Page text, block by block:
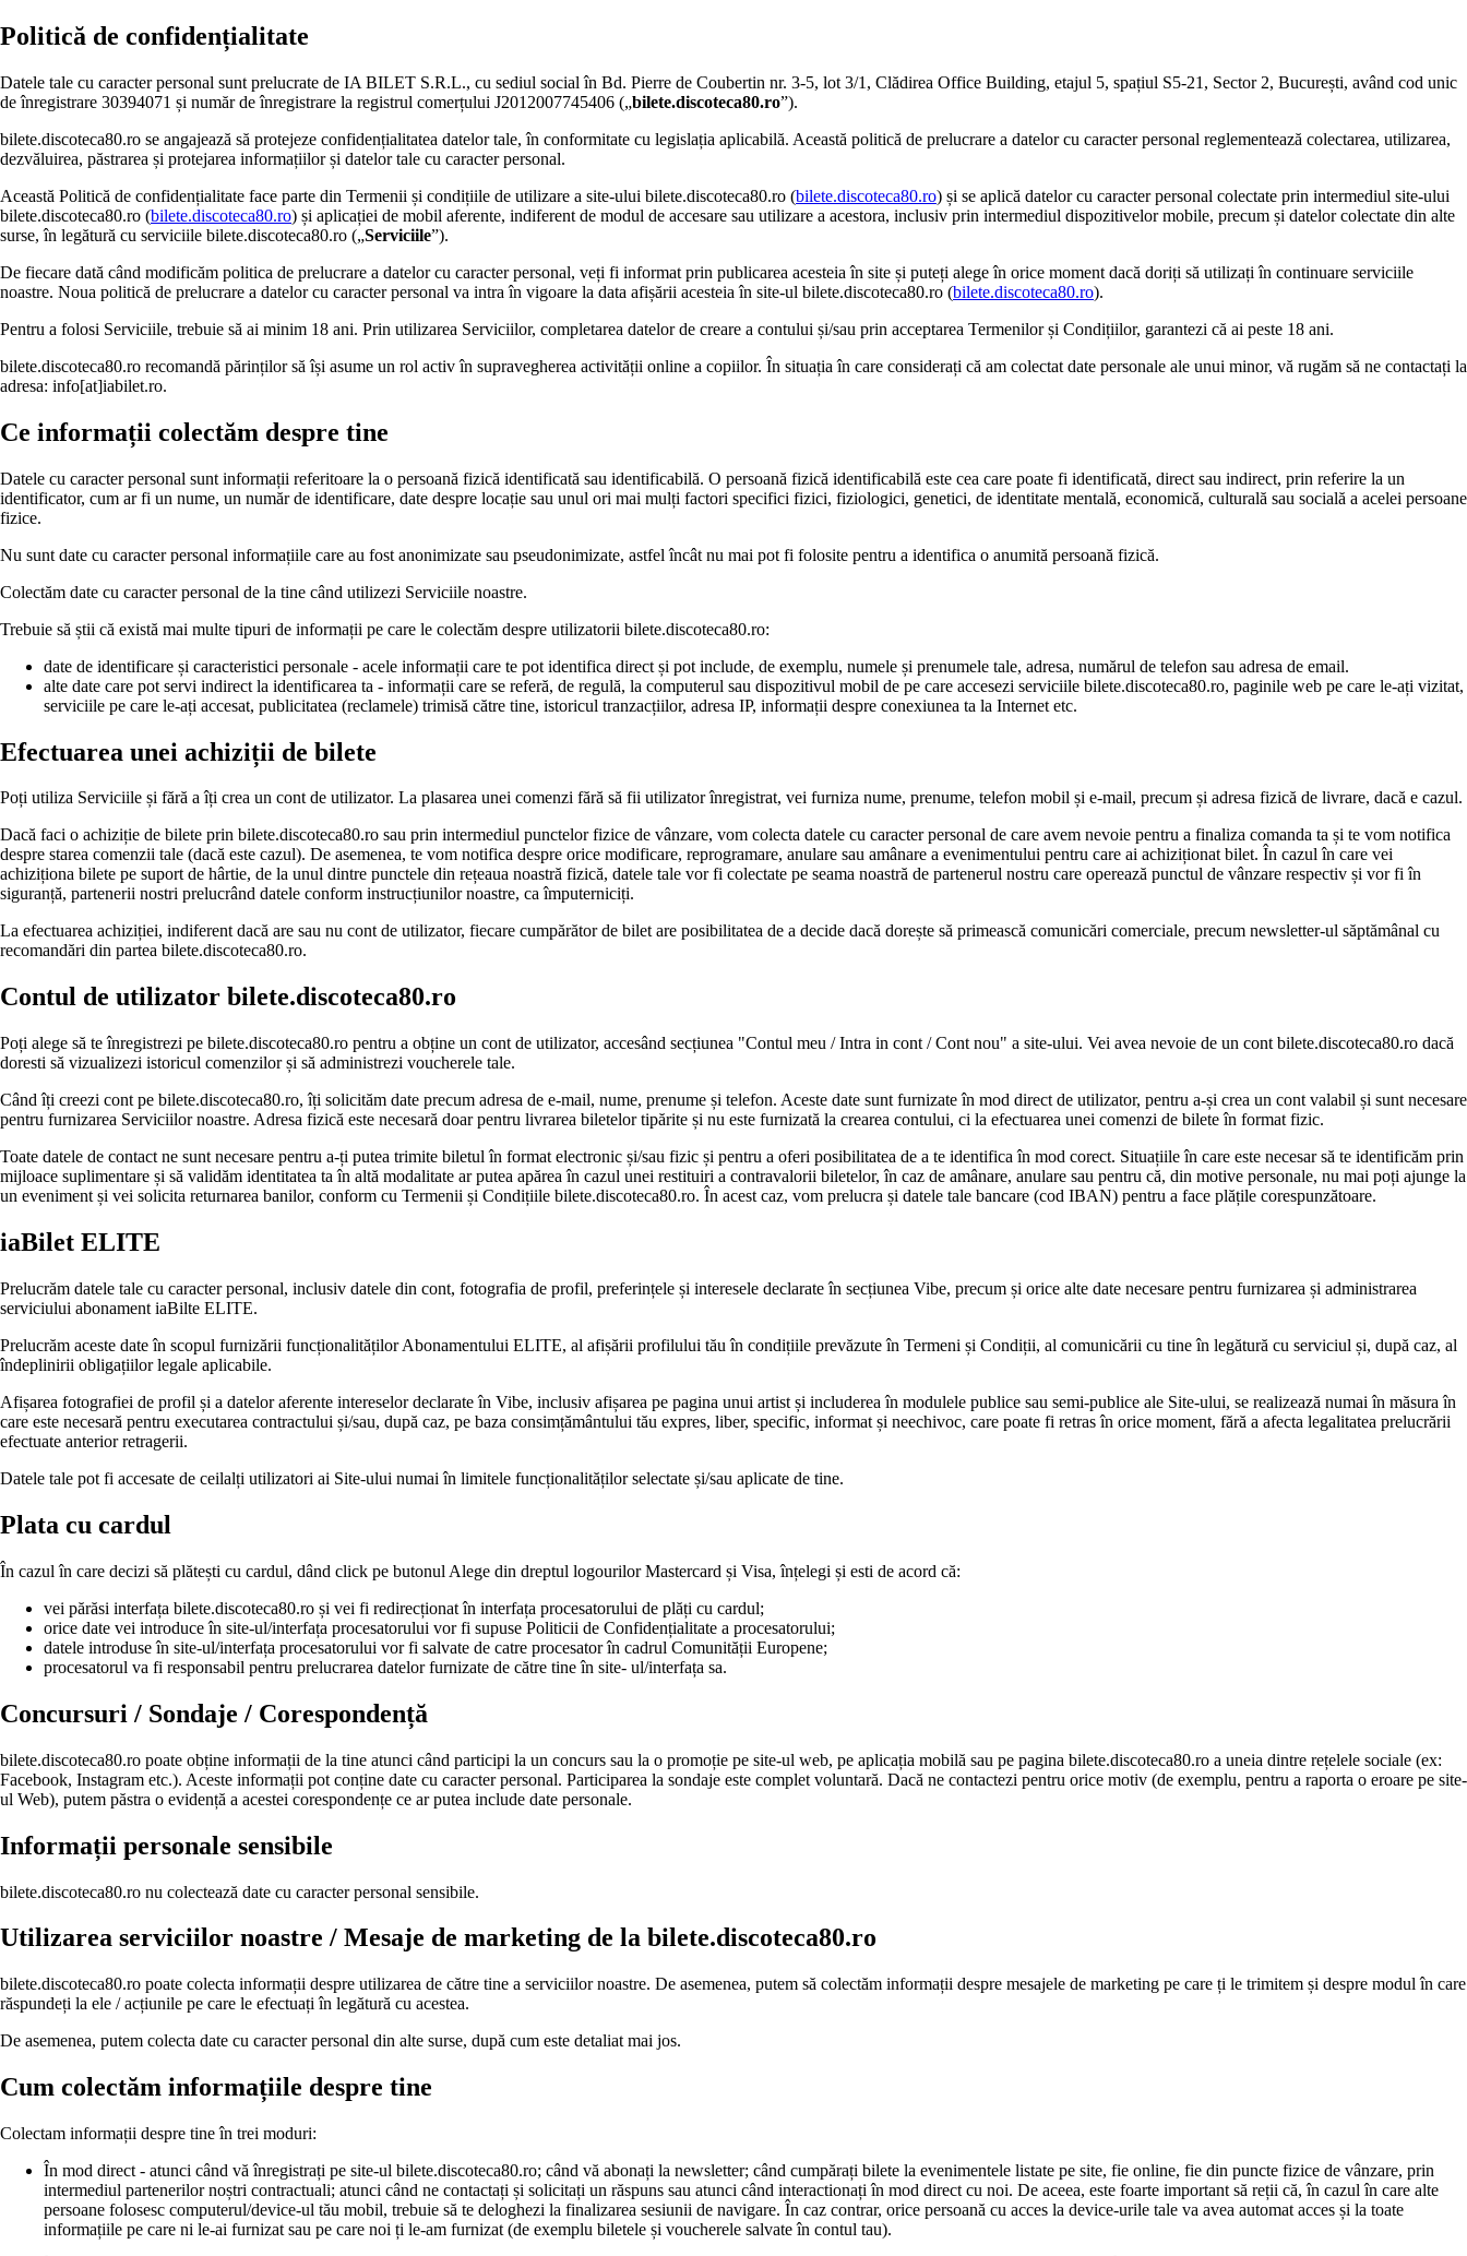
Politică de confidențialitate
Datele tale cu caracter personal sunt prelucrate de IA BILET S.R.L., cu sediul social în Bd. Pierre de Coubertin nr. 3-5, lot 3/1, Clădirea Office Building, etajul 5, spațiul S5-21, Sector 2, București, având cod unic
de înregistrare 30394071 și număr de înregistrare la registrul comerțului J2012007745406 („bilete.discoteca80.ro”).
bilete.discoteca80.ro se angajează să protejeze confidențialitatea datelor tale, în conformitate cu legislația aplicabilă. Această politică de prelucrare a datelor cu caracter personal reglementează colectarea, utilizarea,
dezvăluirea, păstrarea și protejarea informațiilor și datelor tale cu caracter personal.
Această Politică de confidențialitate face parte din Termenii și condițiile de utilizare a site-ului bilete.discoteca80.ro (bilete.discoteca80.ro) și se aplică datelor cu caracter personal colectate prin intermediul site-ului
bilete.discoteca80.ro (bilete.discoteca80.ro) și aplicației de mobil aferente, indiferent de modul de accesare sau utilizare a acestora, inclusiv prin intermediul dispozitivelor mobile, precum și datelor colectate din alte
surse, în legătură cu serviciile bilete.discoteca80.ro („Serviciile”).
De fiecare dată când modificăm politica de prelucrare a datelor cu caracter personal, veți fi informat prin publicarea acesteia în site și puteți alege în orice moment dacă doriți să utilizați în continuare serviciile
noastre. Noua politică de prelucrare a datelor cu caracter personal va intra în vigoare la data afișării acesteia în site-ul bilete.discoteca80.ro (bilete.discoteca80.ro).
Pentru a folosi Serviciile, trebuie să ai minim 18 ani. Prin utilizarea Serviciilor, completarea datelor de creare a contului și/sau prin acceptarea Termenilor și Condițiilor, garantezi că ai peste 18 ani.
bilete.discoteca80.ro recomandă părinților să își asume un rol activ în supravegherea activității online a copiilor. În situația în care considerați că am colectat date personale ale unui minor, vă rugăm să ne contactați la
adresa: info[at]iabilet.ro.
Ce informații colectăm despre tine
Datele cu caracter personal sunt informații referitoare la o persoană fizică identificată sau identificabilă. O persoană fizică identificabilă este cea care poate fi identificată, direct sau indirect, prin referire la un
identificator, cum ar fi un nume, un număr de identificare, date despre locație sau unul ori mai mulți factori specifici fizici, fiziologici, genetici, de identitate mentală, economică, culturală sau socială a acelei persoane
fizice.
Nu sunt date cu caracter personal informațiile care au fost anonimizate sau pseudonimizate, astfel încât nu mai pot fi folosite pentru a identifica o anumită persoană fizică.
Colectăm date cu caracter personal de la tine când utilizezi Serviciile noastre.
Trebuie să știi că există mai multe tipuri de informații pe care le colectăm despre utilizatorii bilete.discoteca80.ro:
date de identificare și caracteristici personale - acele informații care te pot identifica direct și pot include, de exemplu, numele și prenumele tale, adresa, numărul de telefon sau adresa de email.
alte date care pot servi indirect la identificarea ta - informații care se referă, de regulă, la computerul sau dispozitivul mobil de pe care accesezi serviciile bilete.discoteca80.ro, paginile web pe care le-ați vizitat,
serviciile pe care le-ați accesat, publicitatea (reclamele) trimisă către tine, istoricul tranzacțiilor, adresa IP, informații despre conexiunea ta la Internet etc.
Efectuarea unei achiziții de bilete
Poți utiliza Serviciile și fără a îți crea un cont de utilizator. La plasarea unei comenzi fără să fii utilizator înregistrat, vei furniza nume, prenume, telefon mobil și e-mail, precum și adresa fizică de livrare, dacă e cazul.
Dacă faci o achiziție de bilete prin bilete.discoteca80.ro sau prin intermediul punctelor fizice de vânzare, vom colecta datele cu caracter personal de care avem nevoie pentru a finaliza comanda ta și te vom notifica
despre starea comenzii tale (dacă este cazul). De asemenea, te vom notifica despre orice modificare, reprogramare, anulare sau amânare a evenimentului pentru care ai achiziționat bilet. În cazul în care vei
achiziționa bilete pe suport de hârtie, de la unul dintre punctele din rețeaua noastră fizică, datele tale vor fi colectate pe seama noastră de partenerul nostru care operează punctul de vânzare respectiv și vor fi în
siguranță, partenerii nostri prelucrând datele conform instrucțiunilor noastre, ca împuterniciți.
La efectuarea achiziției, indiferent dacă are sau nu cont de utilizator, fiecare cumpărător de bilet are posibilitatea de a decide dacă dorește să primească comunicări comerciale, precum newsletter-ul săptămânal cu
recomandări din partea bilete.discoteca80.ro.
Contul de utilizator bilete.discoteca80.ro
Poți alege să te înregistrezi pe bilete.discoteca80.ro pentru a obține un cont de utilizator, accesând secțiunea "Contul meu / Intra in cont / Cont nou" a site-ului. Vei avea nevoie de un cont bilete.discoteca80.ro dacă
doresti să vizualizezi istoricul comenzilor și să administrezi voucherele tale.
Când îți creezi cont pe bilete.discoteca80.ro, îți solicităm date precum adresa de e-mail, nume, prenume și telefon. Aceste date sunt furnizate în mod direct de utilizator, pentru a-și crea un cont valabil și sunt necesare
pentru furnizarea Serviciilor noastre. Adresa fizică este necesară doar pentru livrarea biletelor tipărite și nu este furnizată la crearea contului, ci la efectuarea unei comenzi de bilete în format fizic.
Toate datele de contact ne sunt necesare pentru a-ți putea trimite biletul în format electronic și/sau fizic și pentru a oferi posibilitatea de a te identifica în mod corect. Situațiile în care este necesar să te identificăm prin
mijloace suplimentare și să validăm identitatea ta în altă modalitate ar putea apărea în cazul unei restituiri a contravalorii biletelor, în caz de amânare, anulare sau pentru că, din motive personale, nu mai poți ajunge la
un eveniment și vei solicita returnarea banilor, conform cu Termenii și Condițiile bilete.discoteca80.ro. În acest caz, vom prelucra și datele tale bancare (cod IBAN) pentru a face plățile corespunzătoare.
iaBilet ELITE
Prelucrăm datele tale cu caracter personal, inclusiv datele din cont, fotografia de profil, preferințele și interesele declarate în secțiunea Vibe, precum și orice alte date necesare pentru furnizarea și administrarea
serviciului abonament iaBilte ELITE.
Prelucrăm aceste date în scopul furnizării funcționalităților Abonamentului ELITE, al afișării profilului tău în condițiile prevăzute în Termeni și Condiții, al comunicării cu tine în legătură cu serviciul și, după caz, al
îndeplinirii obligațiilor legale aplicabile.
Afișarea fotografiei de profil și a datelor aferente intereselor declarate în Vibe, inclusiv afișarea pe pagina unui artist și includerea în modulele publice sau semi-publice ale Site-ului, se realizează numai în măsura în
care este necesară pentru executarea contractului și/sau, după caz, pe baza consimțământului tău expres, liber, specific, informat și neechivoc, care poate fi retras în orice moment, fără a afecta legalitatea prelucrării
efectuate anterior retragerii.
Datele tale pot fi accesate de ceilalți utilizatori ai Site-ului numai în limitele funcționalităților selectate și/sau aplicate de tine.
Plata cu cardul
În cazul în care decizi să plătești cu cardul, dând click pe butonul Alege din dreptul logourilor Mastercard și Visa, înțelegi și esti de acord că:
vei părăsi interfața bilete.discoteca80.ro și vei fi redirecționat în interfața procesatorului de plăți cu cardul;
orice date vei introduce în site-ul/interfața procesatorului vor fi supuse Politicii de Confidențialitate a procesatorului;
datele introduse în site-ul/interfața procesatorului vor fi salvate de catre procesator în cadrul Comunității Europene;
procesatorul va fi responsabil pentru prelucrarea datelor furnizate de către tine în site- ul/interfața sa.
Concursuri / Sondaje / Corespondență
bilete.discoteca80.ro poate obține informații de la tine atunci când participi la un concurs sau la o promoție pe site-ul web, pe aplicația mobilă sau pe pagina bilete.discoteca80.ro a uneia dintre rețelele sociale (ex:
Facebook, Instagram etc.). Aceste informații pot conține date cu caracter personal. Participarea la sondaje este complet voluntară. Dacă ne contactezi pentru orice motiv (de exemplu, pentru a raporta o eroare pe site-
ul Web), putem păstra o evidență a acestei corespondențe ce ar putea include date personale.
Informații personale sensibile
bilete.discoteca80.ro nu colectează date cu caracter personal sensibile.
Utilizarea serviciilor noastre / Mesaje de marketing de la bilete.discoteca80.ro
bilete.discoteca80.ro poate colecta informații despre utilizarea de către tine a serviciilor noastre. De asemenea, putem să colectăm informații despre mesajele de marketing pe care ți le trimitem și despre modul în care
răspundeți la ele / acțiunile pe care le efectuați în legătură cu acestea.
De asemenea, putem colecta date cu caracter personal din alte surse, după cum este detaliat mai jos.
Cum colectăm informațiile despre tine
Colectam informații despre tine în trei moduri:
În mod direct - atunci când vă înregistrați pe site-ul bilete.discoteca80.ro; când vă abonați la newsletter; când cumpărați bilete la evenimentele listate pe site, fie online, fie din puncte fizice de vânzare, prin
intermediul partenerilor noștri contractuali; atunci când ne contactați și solicitați un răspuns sau atunci când interactionați în mod direct cu noi. De aceea, este foarte important să reții că, în cazul în care alte
persoane folosesc computerul/device-ul tău mobil, trebuie să te deloghezi la finalizarea sesiunii de navigare. În caz contrar, orice persoană cu acces la device-urile tale va avea automat acces și la toate
informațiile pe care ni le-ai furnizat sau pe care noi ți le-am furnizat (de exemplu biletele și voucherele salvate în contul tau).